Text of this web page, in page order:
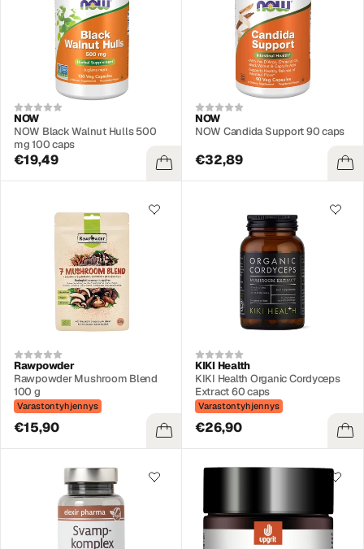
NOW
NOW Black Walnut Hulls 500
mg 100 caps
€19,49
NOW
NOW Candida Support 90 caps
€32,89
Rawpowder
Rawpowder Mushroom Blend
100 g
Varastontyhjennys
€15,90
KIKI Health
KIKI Health Organic Cordyceps
Extract 60 caps
Varastontyhjennys
€26,90